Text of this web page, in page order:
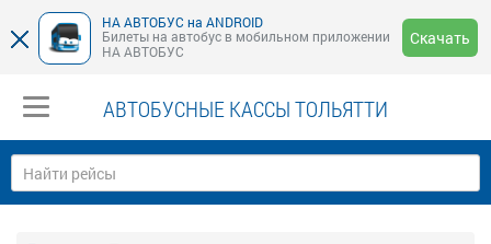
НА АВТОБУС на ANDROID
Билеты на автобус в мобильном приложении
НА АВТОБУС
Скачать
АВТОБУСНЫЕ КАССЫ ТОЛЬЯТТИ